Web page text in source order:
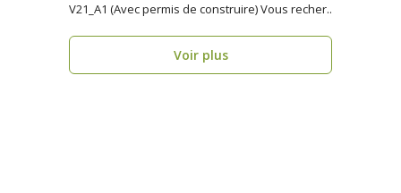
V21_A1 (Avec permis de construire) Vous recher..
Voir plus